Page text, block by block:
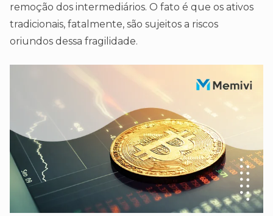
remoção dos intermediários. O fato é que os ativos
tradicionais, fatalmente, são sujeitos a riscos
oriundos dessa fragilidade.